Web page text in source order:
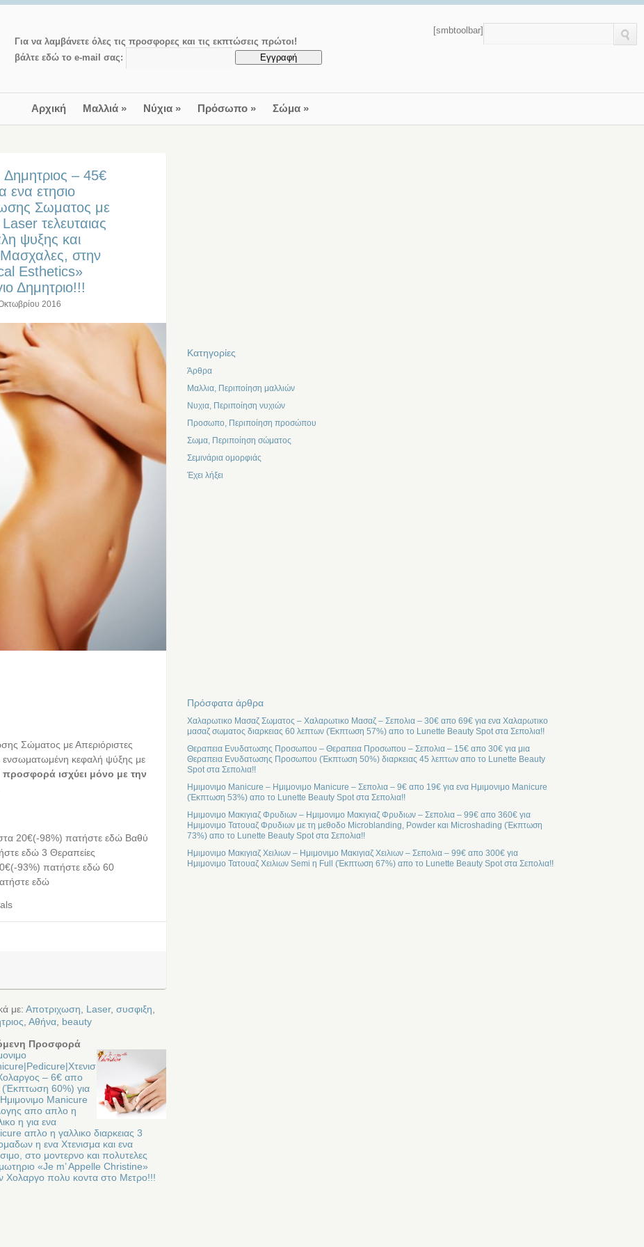
Για να λαμβάνετε όλες τις προσφορες και τις εκπτώσεις πρώτοι!
βάλτε εδώ το e-mail σας:
[smbtoolbar]
Αρχική Μαλλιά» Νύχια» Πρόσωπο» Σώμα»
– 45€
ετησιο
Σωματος με
τελευταιας
ψυξης και
Μασχαλες, στην
Εsthetics»
Δημητριο!!!
2016
Σώματος με Απεριόριστες
ενσωματωμένη κεφαλή ψύξης με
προσφορά ισχύει μόνο με την
στα 20€(-98%) πατήστε εδώ Βαθύ
εδώ 3 Θεραπείες
93%) πατήστε εδώ 60
εδώ
με: Αποτριχωση, Laser, συσφιξη,
, Αθήνα, beauty
Προσφορά
– 6€ απο
(Έκπτωση 60%) για
Manicure
απο απλο η
η για ενα
απλο η γαλλικο διαρκειας 3
η ενα Χτενισμα και ενα
στο μοντερνο και πολυτελες
«Je m’ Appelle Christine»
Χολαργο πολυ κοντα στο Μετρο!!!
Kατηγορίες
Άρθρα
Μαλλια, Περιποίηση μαλλιών
Νυχια, Περιποίηση νυχιών
Προσωπο, Περιποίηση προσώπου
Σωμα, Περιποίηση σώματος
Σεμινάρια ομορφιάς
Έχει λήξει
Πρόσφατα άρθρα
Χαλαρωτικο Μασαζ Σωματος – Χαλαρωτικο Μασαζ – Σεπολια – 30€ απο 69€ για ενα Χαλαρωτικο
μασαζ σωματος διαρκειας 60 λεπτων (Έκπτωση 57%) απο το Lunette Beauty Spot στα Σεπολια!!
Θεραπεια Ενυδατωσης Προσωπου – Θεραπεια Προσωπου – Σεπολια – 15€ απο 30€ για μια
Θεραπεια Ενυδατωσης Προσωπου (Έκπτωση 50%) διαρκειας 45 λεπτων απο το Lunette Beauty
Spot στα Σεπολια!!
Ημιμονιμο Manicure – Ημιμονιμο Manicure – Σεπολια – 9€ απο 19€ για ενα Ημιμονιμο Manicure
(Έκπτωση 53%) απο το Lunette Beauty Spot στα Σεπολια!!
Ημιμονιμο Μακιγιαζ Φρυδιων – Ημιμονιμο Μακιγιαζ Φρυδιων – Σεπολια – 99€ απο 360€ για
Ημιμονιμο Τατουαζ Φρυδιων με τη μεθοδο Microblanding, Powder και Microshading (Έκπτωση
73%) απο το Lunette Beauty Spot στα Σεπολια!!
Ημιμονιμο Μακιγιαζ Χειλιων – Ημιμονιμο Μακιγιαζ Χειλιων – Σεπολια – 99€ απο 300€ για
Ημιμονιμο Τατουαζ Χειλιων Semi η Full (Έκπτωση 67%) απο το Lunette Beauty Spot στα Σεπολια!!